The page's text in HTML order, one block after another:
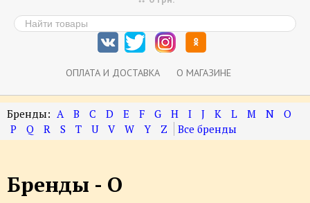
ОПЛАТА И ДОСТАВКА О МАГАЗИНЕ
A B C D E F G H I J K L M N
O
P
Q R S T U V W Y Z
Бренды - O